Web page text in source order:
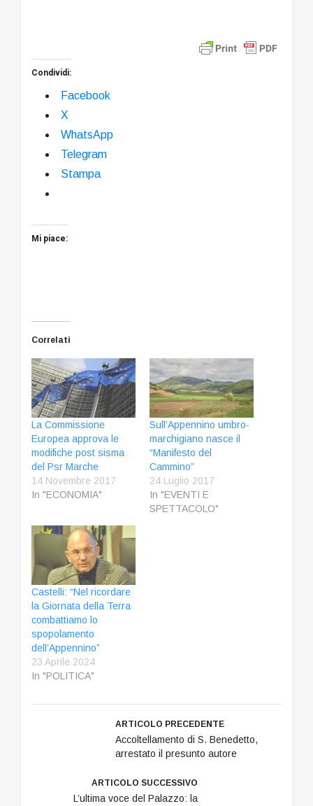
Condividi:
Facebook
X
WhatsApp
Telegram
Stampa
Mi piace:
Correlati
La Commissione
Europea approva le
modifiche post sisma
del Psr Marche
14 Novembre 2017
In "ECONOMIA"
Sull’Appennino umbro-
marchigiano nasce il
“Manifesto del
Cammino”
24 Luglio 2017
In "EVENTI E
SPETTACOLO"
Castelli: “Nel ricordare
la Giornata della Terra
combattiamo lo
spopolamento
dell’Appennino”
23 Aprile 2024
In "POLITICA"
ARTICOLO PRECEDENTE
Accoltellamento di S. Benedetto,
arrestato il presunto autore
ARTICOLO SUCCESSIVO
L’ultima voce del Palazzo: la